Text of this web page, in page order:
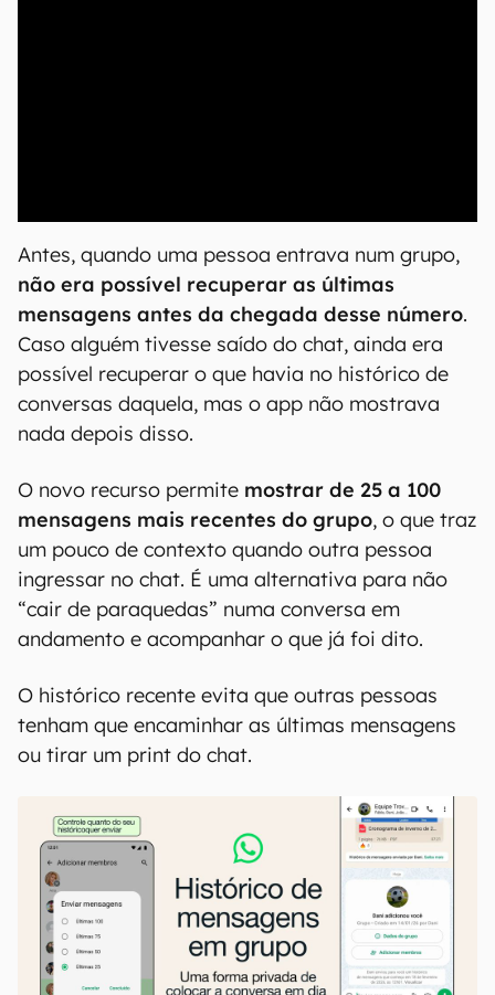
Antes, quando uma pessoa entrava num grupo,
não era possível recuperar as últimas
mensagens antes da chegada desse número.
Caso alguém tivesse saído do chat, ainda era
possível recuperar o que havia no histórico de
conversas daquela, mas o app não mostrava
nada depois disso.
O novo recurso permite mostrar de 25 a 100
mensagens mais recentes do grupo, o que traz
um pouco de contexto quando outra pessoa
ingressar no chat. É uma alternativa para não
“cair de paraquedas” numa conversa em
andamento e acompanhar o que já foi dito.
O histórico recente evita que outras pessoas
tenham que encaminhar as últimas mensagens
ou tirar um print do chat.